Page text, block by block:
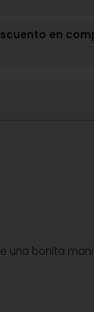
en
una bonita